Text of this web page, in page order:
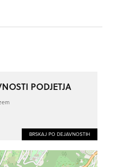
PODJETJA
BRSKAJ PO DEJAVNOSTIH